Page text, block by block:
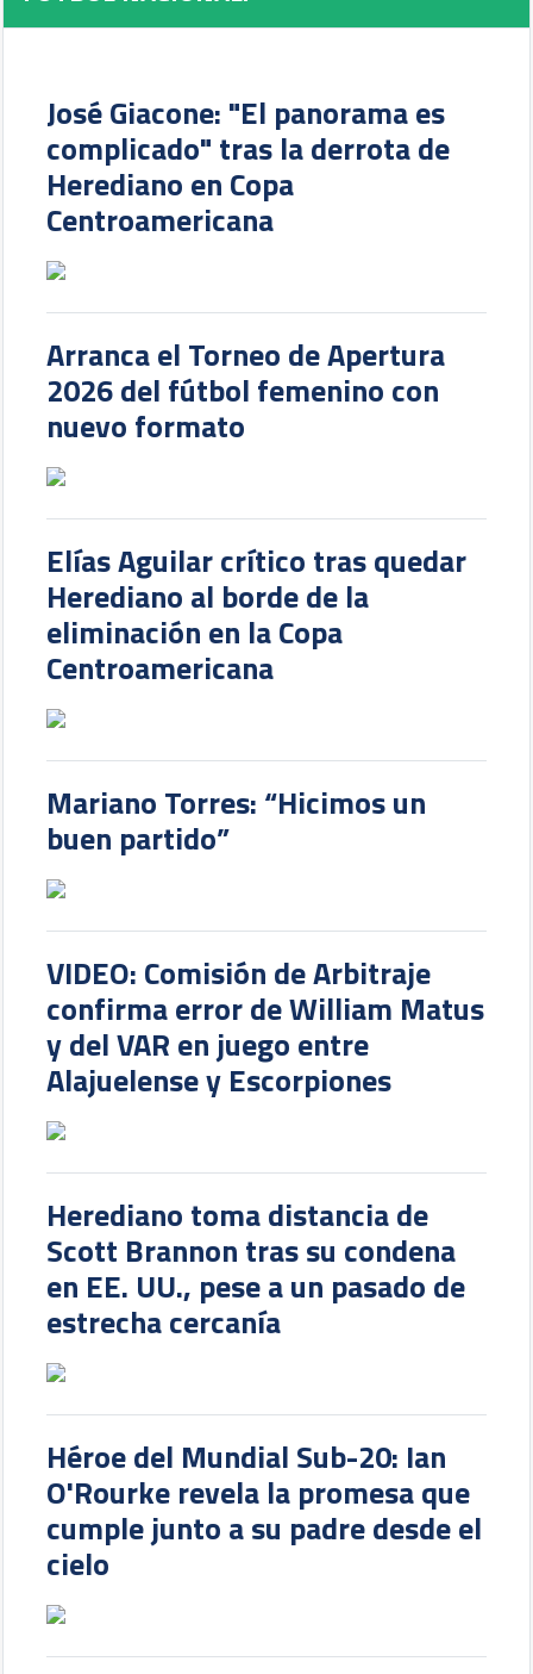
José Giacone: "El panorama es
complicado" tras la derrota de
Herediano en Copa
Centroamericana
Arranca el Torneo de Apertura
2026 del fútbol femenino con
nuevo formato
Elías Aguilar crítico tras quedar
Herediano al borde de la
eliminación en la Copa
Centroamericana
Mariano Torres: “Hicimos un
buen partido”
VIDEO: Comisión de Arbitraje
confirma error de William Matus
y del VAR en juego entre
Alajuelense y Escorpiones
Herediano toma distancia de
Scott Brannon tras su condena
en EE. UU., pese a un pasado de
estrecha cercanía
Héroe del Mundial Sub-20: Ian
O'Rourke revela la promesa que
cumple junto a su padre desde el
cielo